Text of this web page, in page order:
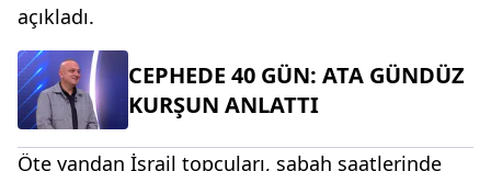
açıkladı.
CEPHEDE 40 GÜN: ATA GÜNDÜZ
KURŞUN ANLATTI
Öte yandan İsrail topçuları, sabah saatlerinde